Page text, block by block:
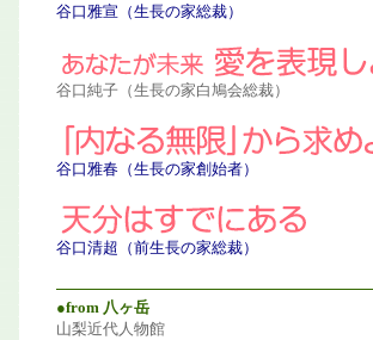
谷口雅宣（生長の家総裁）
谷口純子（生長の家白鳩会総裁）
谷口雅春（生長の家創始者）
谷口清超（前生長の家総裁）
●from 八ヶ岳
山梨近代人物館